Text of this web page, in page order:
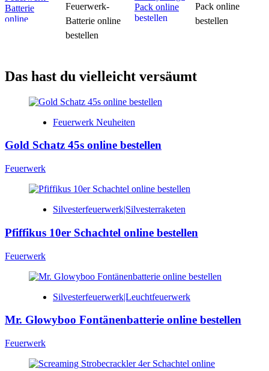
Feuerwerk-
Batterie online
bestellen
Pack online
bestellen
Das hast du vielleicht versäumt
Feuerwerk Neuheiten
Gold Schatz 45s online bestellen
Feuerwerk
Silvesterfeuerwerk|Silvesterraketen
Pfiffikus 10er Schachtel online bestellen
Feuerwerk
Silvesterfeuerwerk|Leuchtfeuerwerk
Mr. Glowyboo Fontänenbatterie online bestellen
Feuerwerk